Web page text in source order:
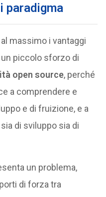
paradigma
massimo i vantaggi
piccolo sforzo di
open source, perché
a comprendere e
e di fruizione, e a
di sviluppo sia di
un problema,
di forza tra